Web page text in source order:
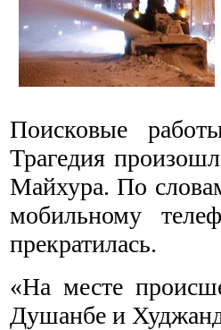
Поисковые
Трагедия
Майхура. По
мобильному
прекратилась.
«На месте
Душанбе и